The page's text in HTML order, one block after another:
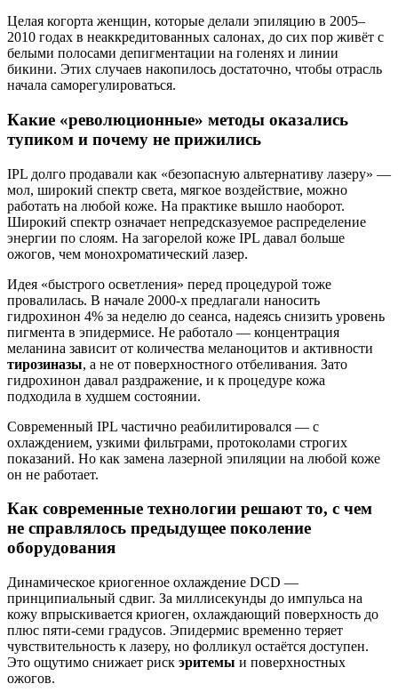
Целая когорта женщин, которые делали эпиляцию в 2005–
2010 годах в неаккредитованных салонах, до сих пор живёт с
белыми полосами депигментации на голенях и линии
бикини. Этих случаев накопилось достаточно, чтобы отрасль
начала саморегулироваться.
Какие «революционные» методы оказались
тупиком и почему не прижились
IPL долго продавали как «безопасную альтернативу лазеру» —
мол, широкий спектр света, мягкое воздействие, можно
работать на любой коже. На практике вышло наоборот.
Широкий спектр означает непредсказуемое распределение
энергии по слоям. На загорелой коже IPL давал больше
ожогов, чем монохроматический лазер.
Идея «быстрого осветления» перед процедурой тоже
провалилась. В начале 2000-х предлагали наносить
гидрохинон 4% за неделю до сеанса, надеясь снизить уровень
пигмента в эпидермисе. Не работало — концентрация
меланина зависит от количества меланоцитов и активности
тирозиназы, а не от поверхностного отбеливания. Зато
гидрохинон давал раздражение, и к процедуре кожа
подходила в худшем состоянии.
Современный IPL частично реабилитировался — с
охлаждением, узкими фильтрами, протоколами строгих
показаний. Но как замена лазерной эпиляции на любой коже
он не работает.
Как современные технологии решают то, с чем
не справлялось предыдущее поколение
оборудования
Динамическое криогенное охлаждение DCD —
принципиальный сдвиг. За миллисекунды до импульса на
кожу впрыскивается криоген, охлаждающий поверхность до
плюс пяти-семи градусов. Эпидермис временно теряет
чувствительность к лазеру, но фолликул остаётся доступен.
Это ощутимо снижает риск эритемы и поверхностных
ожогов.